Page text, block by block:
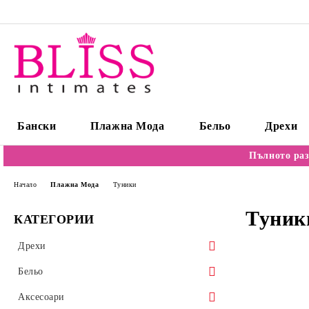
Бански Плажна Мода Бельо Дрехи
Пълното
КАТЕГОРИИ
Дрехи
Пуловери
Блузи/Бодита
Бельо
Сутиени
Аксесоари
Начало Плажна Мода Туники